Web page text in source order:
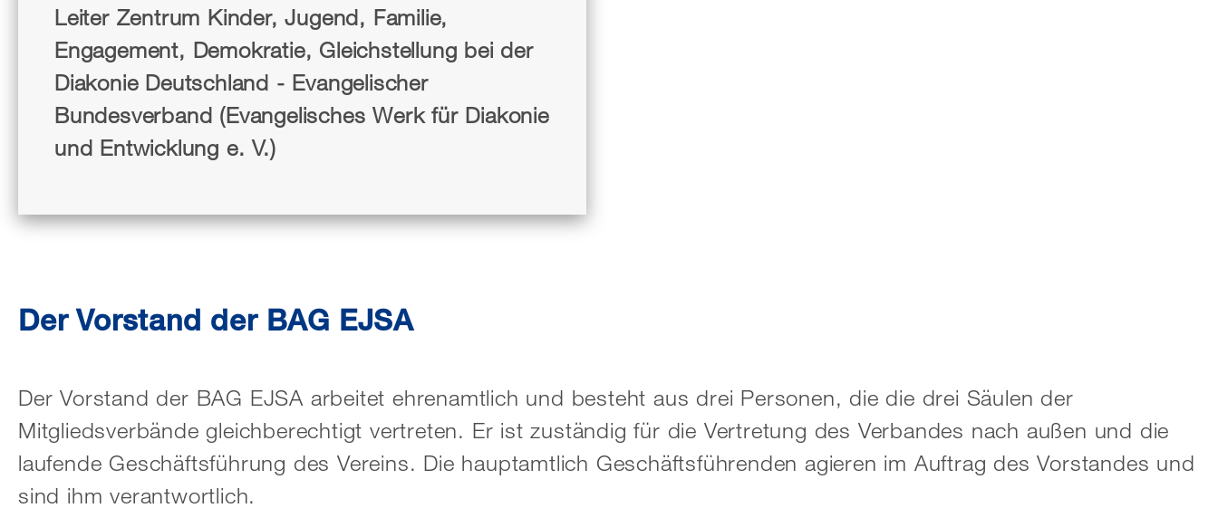
Leiter Zentrum Kinder, Jugend, Familie,
Engagement, Demokratie, Gleichstellung bei der
Diakonie Deutschland - Evangelischer
Bundesverband (Evangelisches Werk für Diakonie
und Entwicklung e. V.)
Der Vorstand der BAG EJSA
Der Vorstand der BAG EJSA arbeitet ehrenamtlich und besteht aus drei Personen, die die drei Säulen der
Mitgliedsverbände gleichberechtigt vertreten. Er ist zuständig für die Vertretung des Verbandes nach außen und die
laufende Geschäftsführung des Vereins. Die hauptamtlich Geschäftsführenden agieren im Auftrag des Vorstandes und
sind ihm verantwortlich.